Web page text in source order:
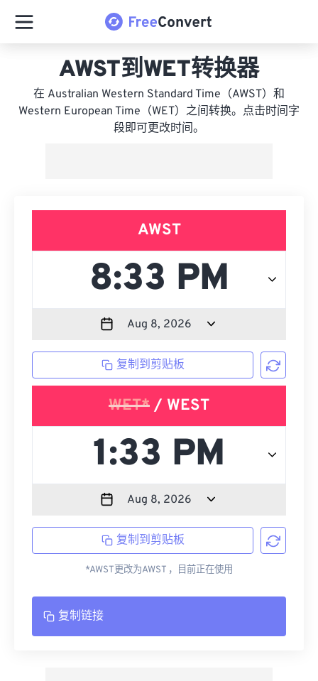
AWST到WET转换器
在 Australian Western Standard Time（AWST）和
Western European Time（WET）之间转换。点击时间字
段即可更改时间。
AWST
复制到剪贴板
WET* / WEST
复制到剪贴板
*AWST更改为AWST ，目前正在使用
复制链接